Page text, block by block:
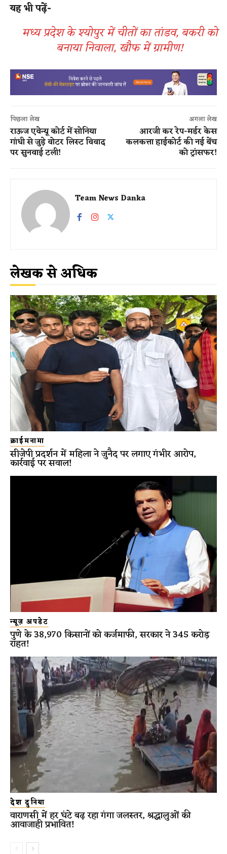
यह भी पढ़ें-
मध्य प्रदेश के श्योपुर में चीतों का तांडव, बकरी को
बनाया निवाला, खौफ में ग्रामीण!
पिछला लेख
राऊज एवेन्यू कोर्ट में सोनिया
गांधी से जुड़े वोटर लिस्ट विवाद
पर सुनवाई टली!
अगला लेख
आरजी कर रेप-मर्डर केस
कलकत्ता हाईकोर्ट की नई बेंच
को ट्रांसफर!
Team News Danka
लेखक से अधिक
क्राईमनामा
सीजेपी प्रदर्शन में महिला ने जुनैद पर लगाए गंभीर आरोप,
कार्रवाई पर सवाल!
न्यूज़ अपडेट
पुणे के 38,970 किसानों को कर्जमाफी, सरकार ने 345 करोड़
राहत!
देश दुनिया
वाराणसी में हर घंटे बढ़ रहा गंगा जलस्तर, श्रद्धालुओं की
आवाजाही प्रभावित!